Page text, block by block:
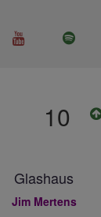
10
Glashaus
Jim Mertens